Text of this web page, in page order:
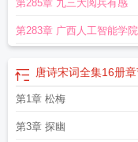
第285章 九三大阅兵有感
第283章 广西人工智能学
唐诗宋词全集16册
第1章 松梅
第3章 探幽